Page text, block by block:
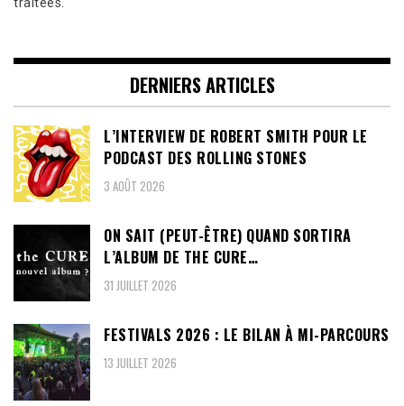
DERNIERS ARTICLES
L’INTERVIEW DE ROBERT SMITH POUR LE
PODCAST DES ROLLING STONES
3 AOÛT 2026
ON SAIT (PEUT-ÊTRE) QUAND SORTIRA
L’ALBUM DE THE CURE…
31 JUILLET 2026
FESTIVALS 2026 : LE BILAN À MI-PARCOURS
13 JUILLET 2026